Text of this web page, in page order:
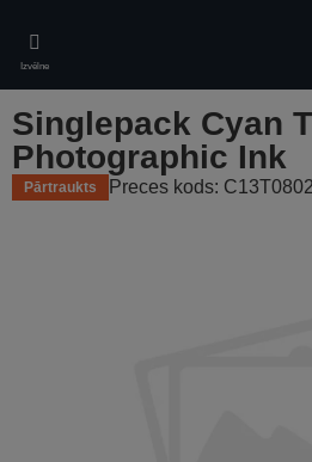
main
content
Izvēlne
Singlepack Cyan
Photographic Ink
Pārtraukts Preces kods: